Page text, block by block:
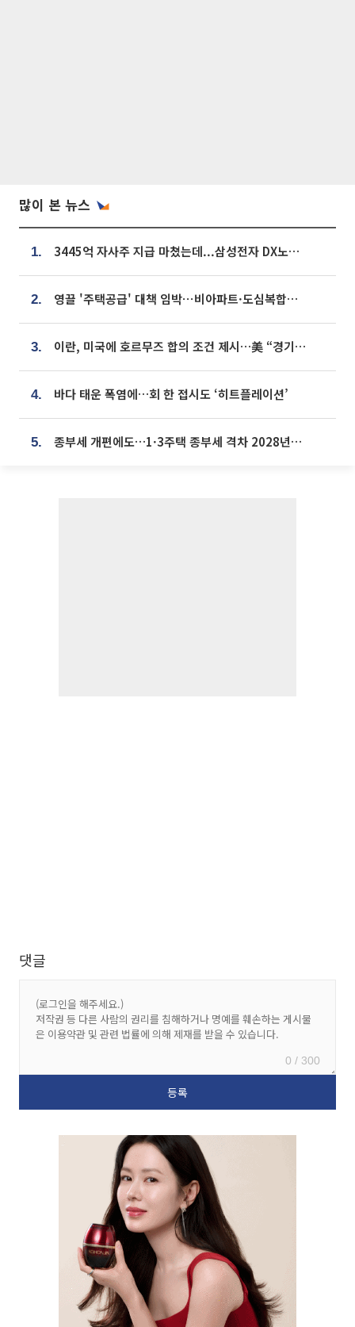
많이 본 뉴스
1. 3445억 자사주 지급 마쳤는데...삼성전자 DX노조, 뒤늦은 '떼쓰기 집회'
2. 영끌 '주택공급' 대책 임박⋯비아파트·도심복합까지 총동원
3. 이란, 미국에 호르무즈 합의 조건 제시…美 “경기 아직 안 끝나” [종합]
4. 바다 태운 폭염에…회 한 접시도 ‘히트플레이션’
5. 종부세 개편에도…1·3주택 종부세 격차 2028년부터 확대
댓글
0 / 300